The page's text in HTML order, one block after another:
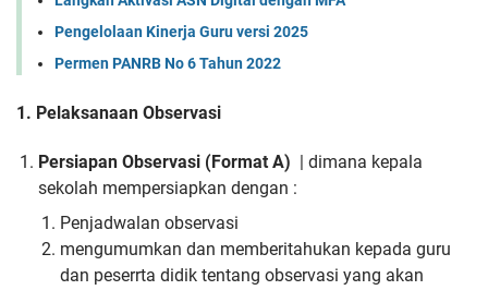
Pengelolaan Kinerja Guru versi 2025
Permen PANRB No 6 Tahun 2022
1. Pelaksanaan Observasi
Persiapan Observasi (Format A)
| dimana kepala
sekolah mempersiapkan dengan :
Penjadwalan observasi
mengumumkan dan memberitahukan kepada guru
dan peserrta didik tentang observasi yang akan